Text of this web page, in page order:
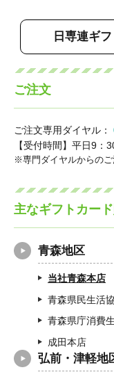
日専連ギ
ご注文
ご注文専用ダイヤル：
【受付時間】平日9
専門ダイヤルからの
主なギフトカー
青森地区
当社青森本店
青森県民生活
青森県庁消費
成田本店
弘前・津軽地